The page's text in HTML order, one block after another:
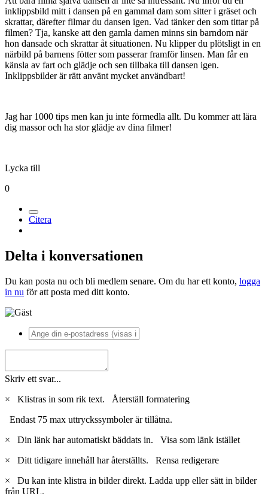
inklippsbild mitt i dansen på en gammal dam som sitter i gräset och
skrattar, därefter filmar du dansen igen. Vad tänker den som tittar på
filmen? Tja, kanske att den gamla damen minns sin barndom när
hon dansade och skrattar åt situationen. Nu klipper du plötsligt in en
närbild på barnens fötter som passerar framför linsen. Man får en
känsla av fart och glädje och sen tillbaka till dansen igen.
Inklippsbilder är rätt använt mycket användbart!
Jag har 1000 tips men kan ju inte förmedla allt. Du kommer att lära
dig massor och ha stor glädje av dina filmer!
Lycka till
0
Citera
Delta i konversationen
Du kan posta nu och bli medlem senare. Om du har ett konto, logga
in nu för att posta med ditt konto.
Skriv ett svar...
×
Klistras in som rik text. Återställ formatering
Endast 75 max uttryckssymboler är tillåtna.
×
Din länk har automatiskt bäddats in. Visa som länk istället
×
Ditt tidigare innehåll har återställts. Rensa redigerare
×
Du kan inte klistra in bilder direkt. Ladda upp eller sätt in bilder
från URL.